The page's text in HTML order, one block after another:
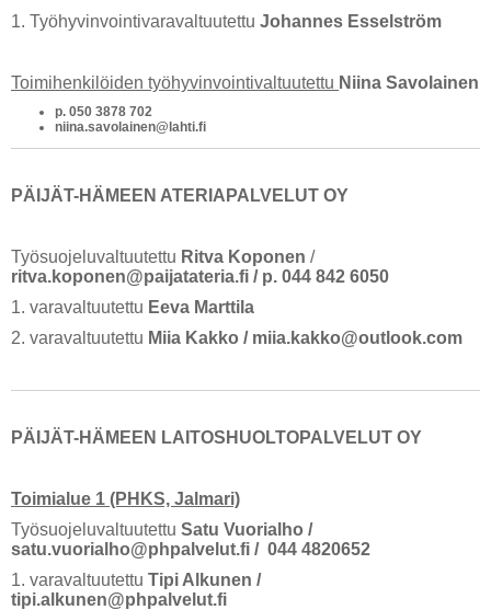
1. Työhyvinvointivaravaltuutettu Johannes Esselström
Toimihenkilöiden työhyvinvointivaltuutettu Niina Savolainen
​p. 050 3878 702
niina.savolainen@lahti.fi
PÄIJÄT-HÄMEEN ATERIAPALVELUT OY
Työsuojeluvaltuutettu Ritva Koponen /
ritva.koponen@paijatateria.fi / p. 044 842 6050
1. varavaltuutettu Eeva Marttila
2. varavaltuutettu Miia Kakko / miia.kakko@outlook.com
PÄIJÄT-HÄMEEN LAITOSHUOLTOPALVELUT OY
Toimialue 1 (PHKS, Jalmari)
Työsuojeluvaltuutettu Satu Vuorialho /
satu.vuorialho@phpalvelut.fi / 044 4820652
1. varavaltuutettu Tipi Alkunen /
tipi.alkunen@phpalvelut.fi